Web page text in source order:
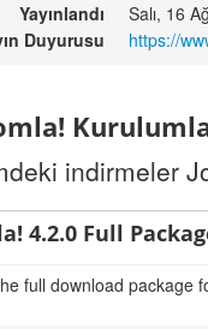
Yayınlandı
Salı, 16
Duyurusu
https://
indirmeler
4.2.0 Full
full download package